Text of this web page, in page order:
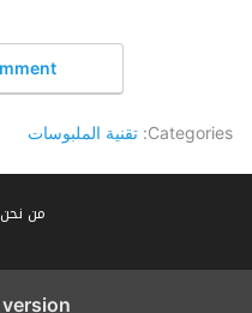
Categories: تقنية الملبوسات
من نحن